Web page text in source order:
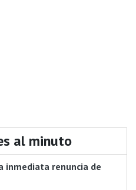
al minuto
inmediata renuncia de